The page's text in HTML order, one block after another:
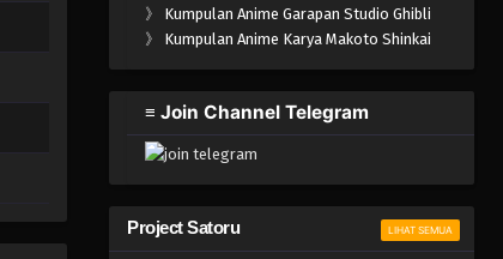
》 Kumpulan Anime Garapan Studio Ghibli
》 Kumpulan Anime Karya Makoto Shinkai
≡ Join Channel Telegram
Project Satoru LIHAT SEMUA